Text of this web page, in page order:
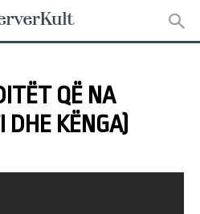
QË NA
DHE KËNGA)